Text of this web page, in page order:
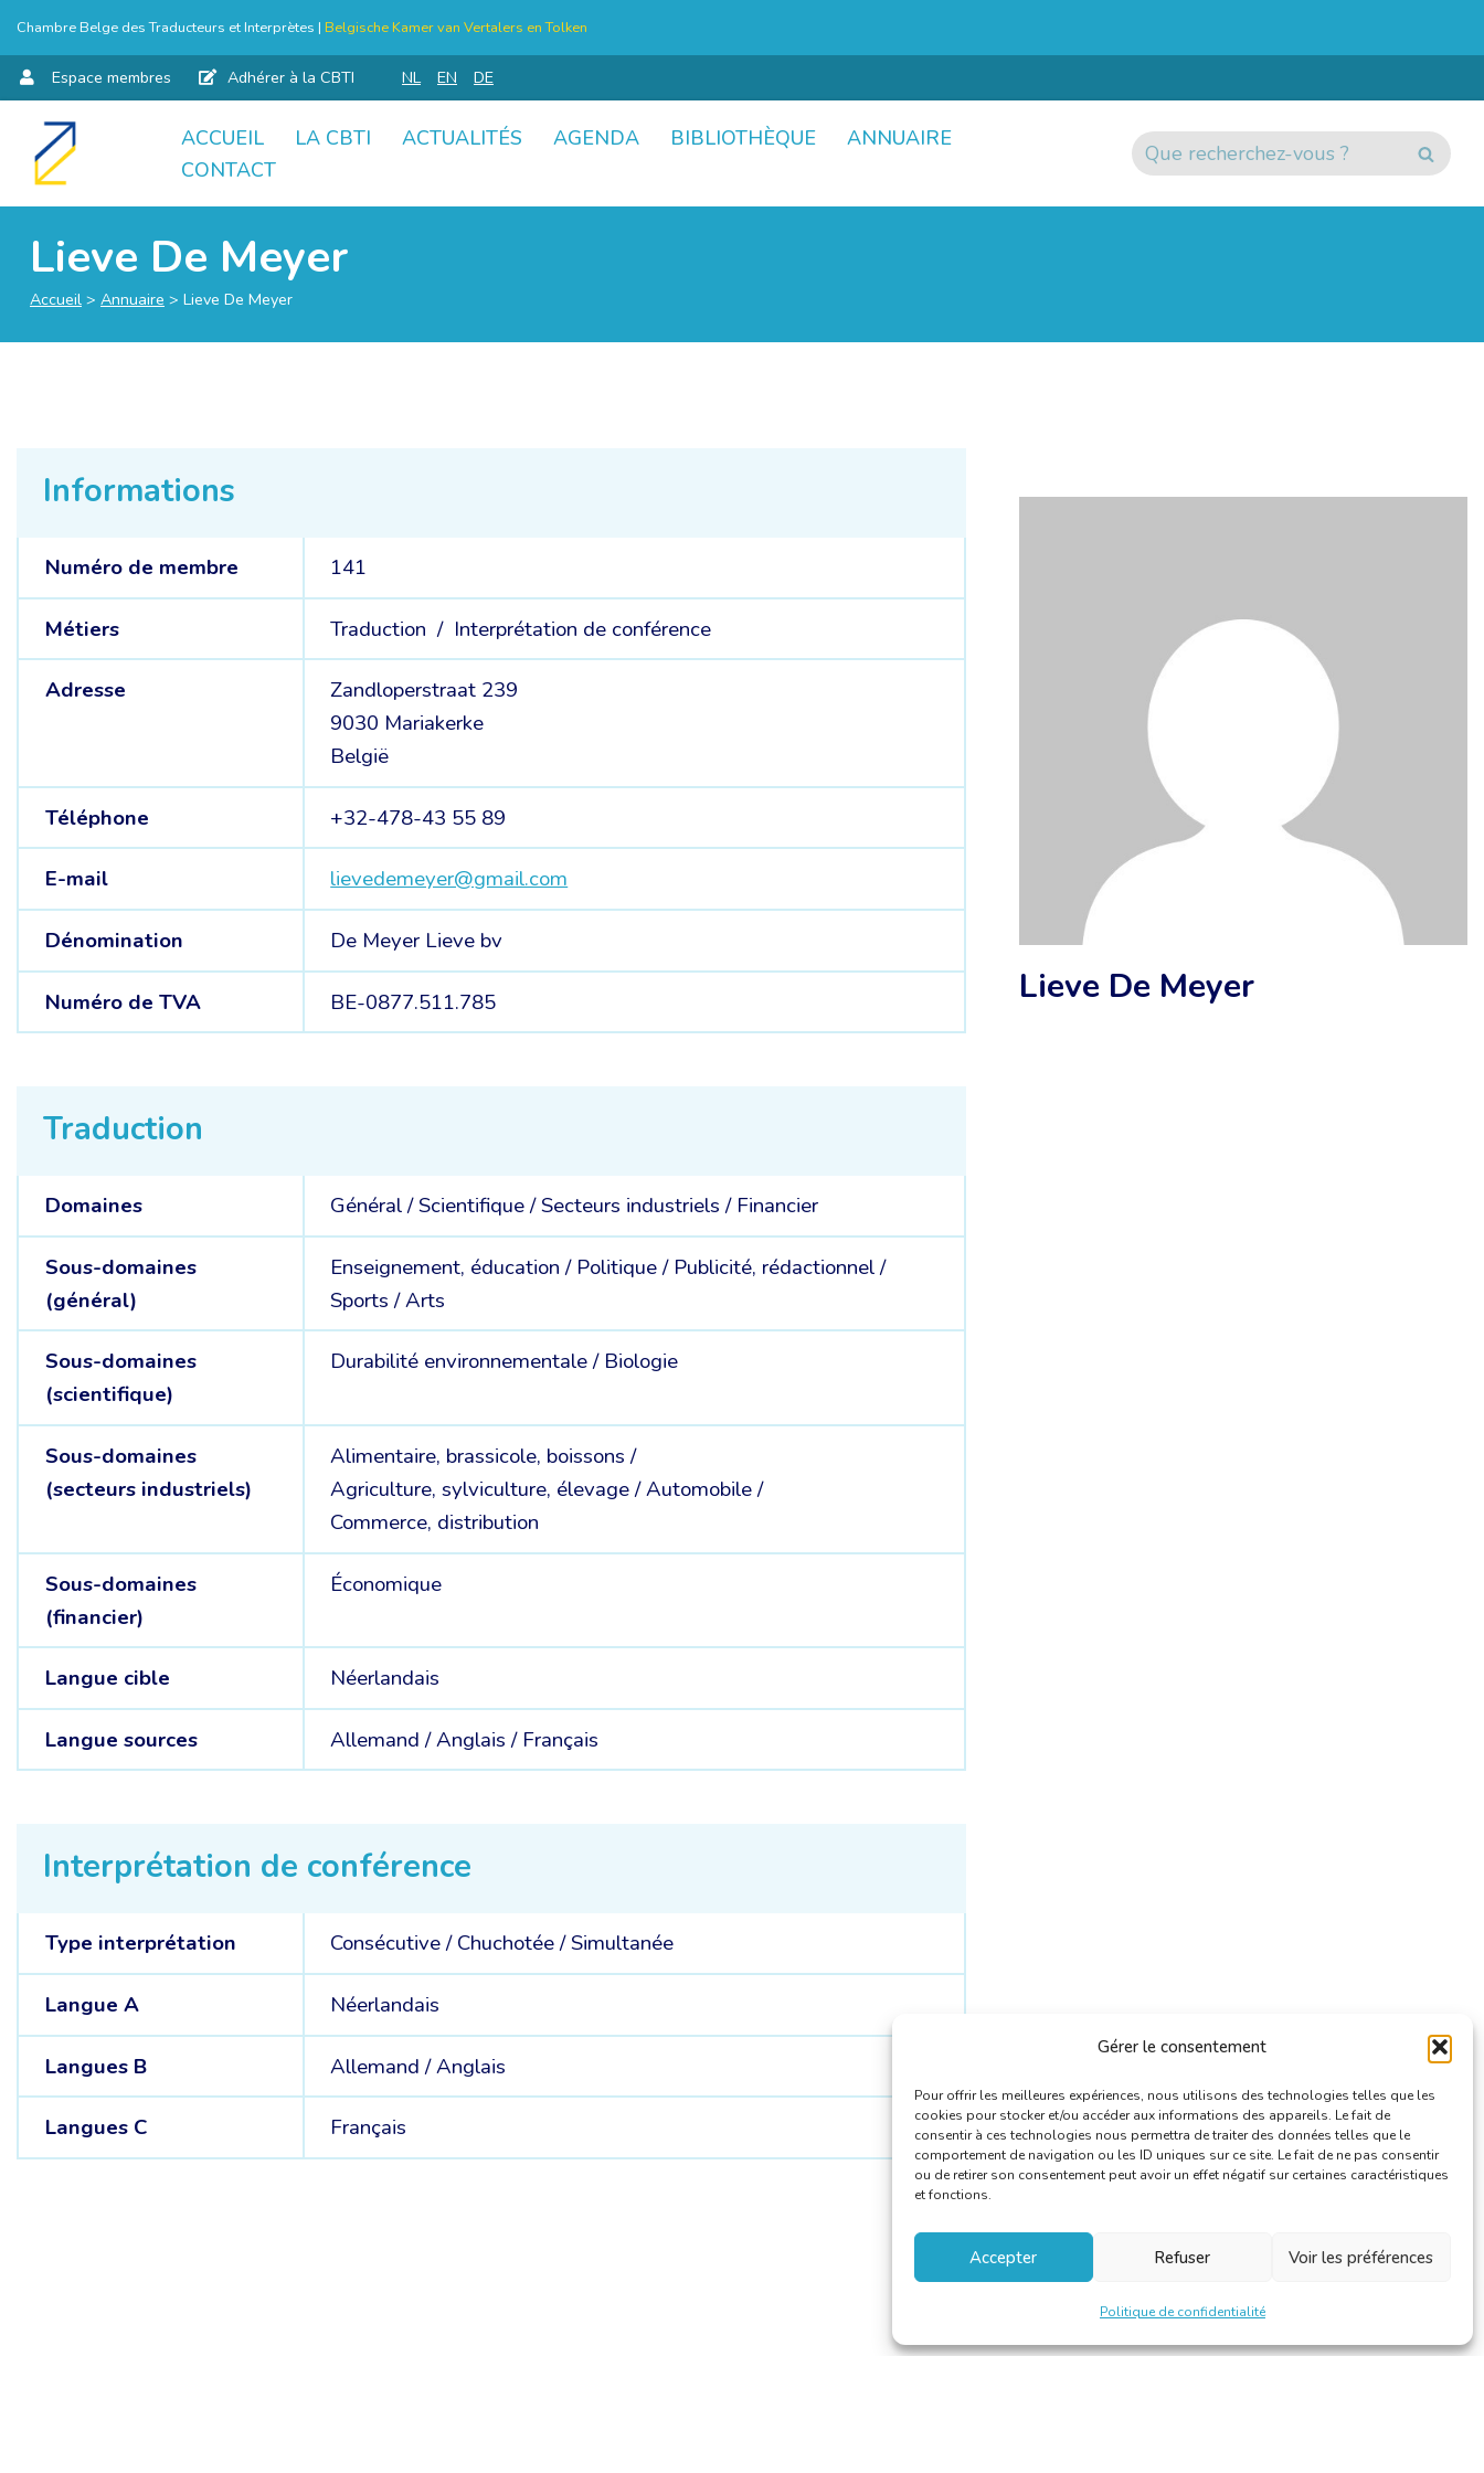
Gérer le consentement
Pour offrir les meilleures expériences, nous utilisons des technologies telles que les
cookies pour stocker et/ou accéder aux informations des appareils. Le fait de
consentir à ces technologies nous permettra de traiter des données telles que le
comportement de navigation ou les ID uniques sur ce site. Le fait de ne pas consentir
ou de retirer son consentement peut avoir un effet négatif sur certaines caractéristiques
et fonctions.
Accepter Refuser Voir les préférences
Politique de confidentialité
Chambre Belge des Traducteurs et Interprètes | Belgische Kamer van Vertalers en Tolken
Espace membres Adhérer à la CBTI NL EN DE
Aller
ACCUEIL LA CBTI ACTUALITÉS AGENDA BIBLIOTHÈQUE
ANNUAIRE
CONTACT
Lieve De Meyer
Accueil > Annuaire > Lieve De Meyer
Informations
Numéro de membre 141
Métiers Traduction / Interprétation de conférence
Adresse
Zandloperstraat 239
9030 Mariakerke
België
Téléphone +32-478-43 55 89
E-mail lievedemeyer@gmail.com
Dénomination De Meyer Lieve bv
Numéro de TVA BE-0877.511.785
Traduction
Domaines Général /Scientifique /Secteurs industriels / Financier
Sous-domaines
(général)
Enseignement, éducation / Politique / Publicité, rédactionnel /
Sports /Arts
Sous-domaines
(scientifique)
Durabilité environnementale / Biologie
Sous-domaines
(secteurs industriels)
Alimentaire, brassicole, boissons /
Agriculture, sylviculture, élevage /Automobile /
Commerce, distribution
Sous-domaines
(financier)
Économique
Langue cible Néerlandais
Langue sources Allemand /Anglais / Français
Interprétation de conférence
Type interprétation Consécutive/Chuchotée/Simultanée
Langue A Néerlandais
Langues B Allemand /Anglais
Langues C Français
Lieve De Meyer